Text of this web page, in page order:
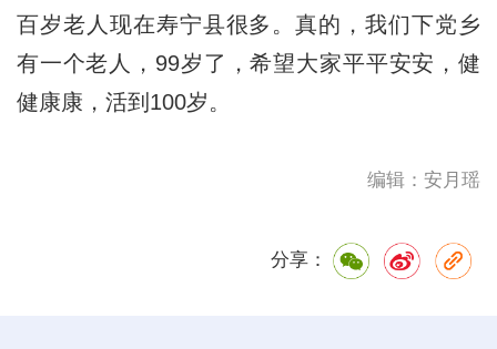
百岁老人现在寿宁县很多。真的，我们下党乡
有一个老人，99岁了，希望大家平平安安，健
健康康，活到100岁。
编辑：安月瑶
分享：